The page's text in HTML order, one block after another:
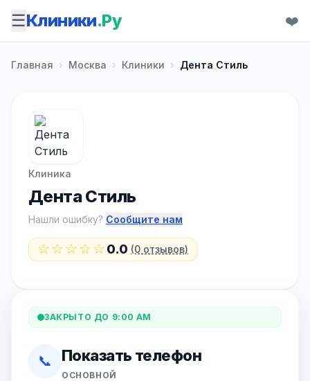
☰Клиники.Ру ❤️
Главная › Москва › Клиники › Дента Стиль
Клиника
Дента Стиль
Нашли ошибку? Сообщите нам
☆☆☆☆☆0.0 (0 отзывов)
ЗАКРЫТО ДО 9:00 AM
📞 Показать телефон
ОСНОВНОЙ